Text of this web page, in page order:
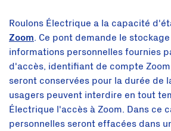
Roulons Électrique a la capacité
Zoom. Ce pont demande le
informations personnelles fournies
d'accès, identifiant de compte
seront conservées pour la durée de
usagers peuvent interdire en tout
Électrique l'accès à Zoom. Dans ce
personnelles seront effacées dans